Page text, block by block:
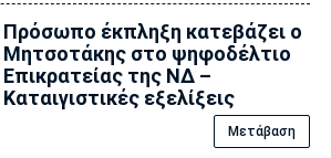
Πρόσωπο έκπληξη κατεβάζει ο
Μητσοτάκης στο ψηφοδέλτιο
Επικρατείας της ΝΔ –
Καταιγιστικές εξελίξεις
Μετάβαση